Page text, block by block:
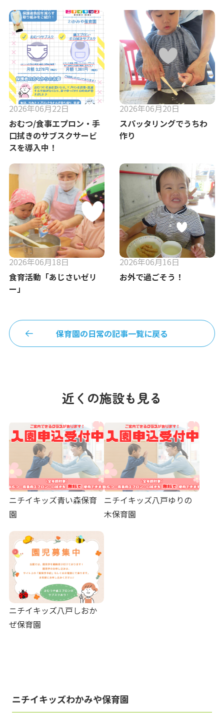
2026年06月22日
おむつ/食事エプロン・手
口拭きのサブスクサービ
スを導入中！
2026年06月20日
スパッタリングでうちわ
作り
2026年06月18日
食育活動「あじさいゼリ
ー」
2026年06月16日
お外で過ごそう！
保育園の日常の記事一覧に戻る
近くの施設も見る
ニチイキッズ青い森保育
園
ニチイキッズ八戸ゆりの
木保育園
ニチイキッズ八戸しおか
ぜ保育園
ニチイキッズわかみや保育園